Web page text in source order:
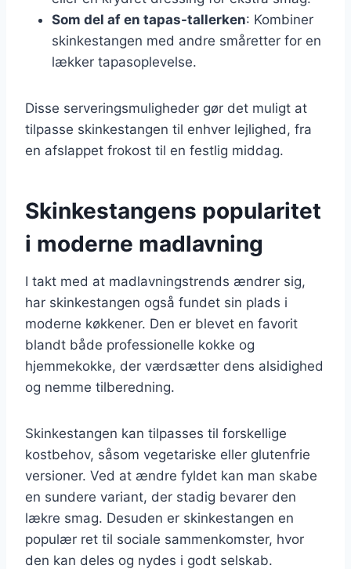
Som del af en tapas-tallerken: Kombiner
skinkestangen med andre småretter for en
lækker tapasoplevelse.
Disse serveringsmuligheder gør det muligt at
tilpasse skinkestangen til enhver lejlighed, fra
en afslappet frokost til en festlig middag.
Skinkestangens popularitet
i moderne madlavning
I takt med at madlavningstrends ændrer sig,
har skinkestangen også fundet sin plads i
moderne køkkener. Den er blevet en favorit
blandt både professionelle kokke og
hjemmekokke, der værdsætter dens alsidighed
og nemme tilberedning.
Skinkestangen kan tilpasses til forskellige
kostbehov, såsom vegetariske eller glutenfrie
versioner. Ved at ændre fyldet kan man skabe
en sundere variant, der stadig bevarer den
lækre smag. Desuden er skinkestangen en
populær ret til sociale sammenkomster, hvor
den kan deles og nydes i godt selskab.